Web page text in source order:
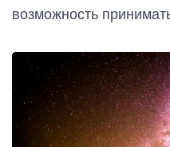
возможность